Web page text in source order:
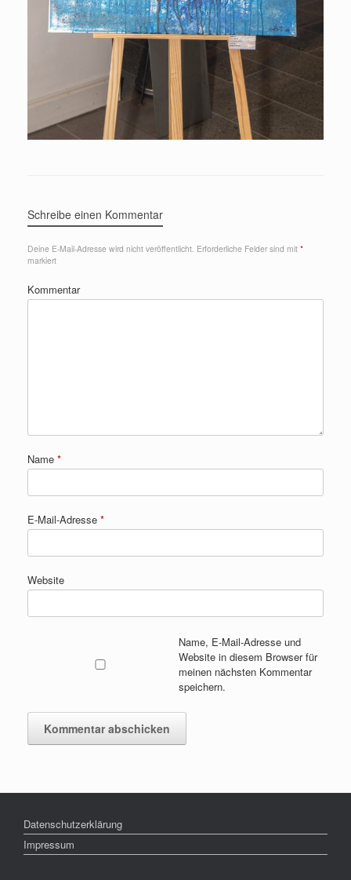
Schreibe einen Kommentar
Deine E-Mail-Adresse wird nicht veröffentlicht. Erforderliche Felder sind mit *
markiert
Kommentar
Name *
E-Mail-Adresse *
Website
Name, E-Mail-Adresse und
Website in diesem Browser für
meinen nächsten Kommentar
speichern.
Datenschutzerklärung
Impressum